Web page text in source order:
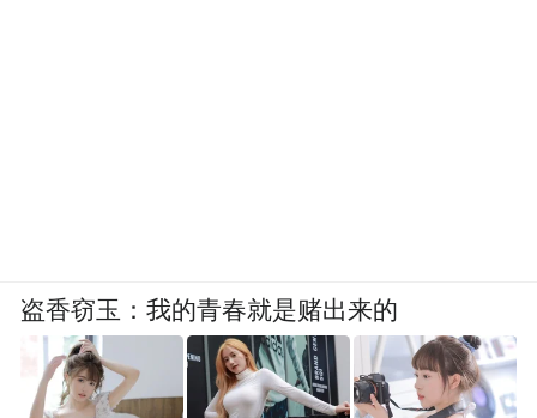
盗香窃玉：我的青春就是赌出来的